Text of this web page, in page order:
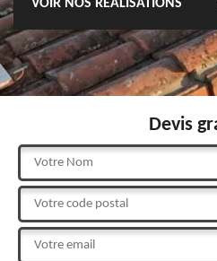
VOIR NOS RÉALISATIONS
Devis